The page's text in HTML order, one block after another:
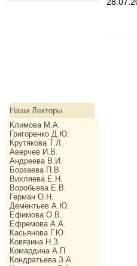
Наши Лекторы
Климова М.А.
Григоренко Д.Ю.
Крутякова Т.Л.
Аверчев И.В.
Андреева В.И.
Борзаева П.В.
Вихляева Е.Н.
Воробьева Е.В.
Герман О.Н.
Дементьев А.Ю.
Ефимова О.В.
Ефремова А.А.
Касьянова Г.Ю.
Ковязина Н.З.
Комардина А.П.
Кондратьева З.А.